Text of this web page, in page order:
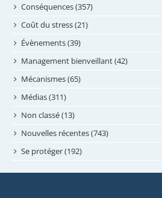
juillet 2024
juin 2024
mai 2024
avril 2024
février 2024
janvier 2024
novembre 2023
octobre 2023
septembre 2023
Conséquences (357)
Coût du stress (21)
Évènements (39)
Management bienveillant (42)
Mécanismes (65)
Médias (311)
Non classé (13)
Nouvelles récentes (743)
Se protéger (192)